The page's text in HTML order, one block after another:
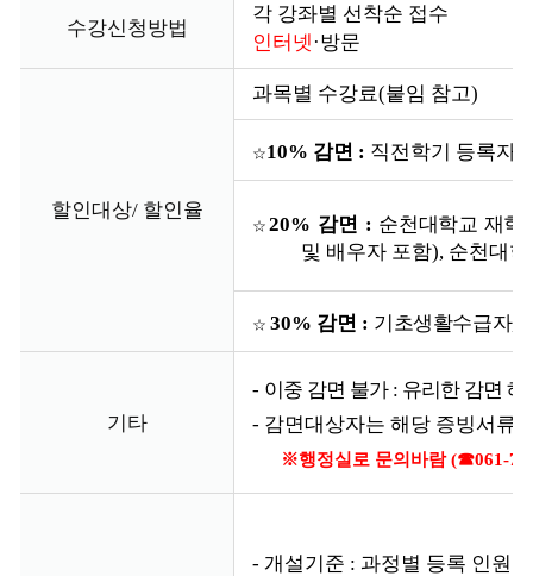
수강신청방법
각 강좌별 선착순 접수
인터넷 ·방문
할인대상/ 할인율
과목별 수강료(붙임 참고)
☆10% 감면 : 직전학기 등록자,
☆ 20% 감면 : 순천대학교 재학
및 배우자 포함), 순천대
☆ 30% 감면 : 기초생활수급자,
기타
- 이중 감면 불가 : 유리한 감면 혜
- 감면대상자는 해당 증빙서류
※행정실로 문의바람 (☎061-
- 개설기준 : 과정별 등록 인원